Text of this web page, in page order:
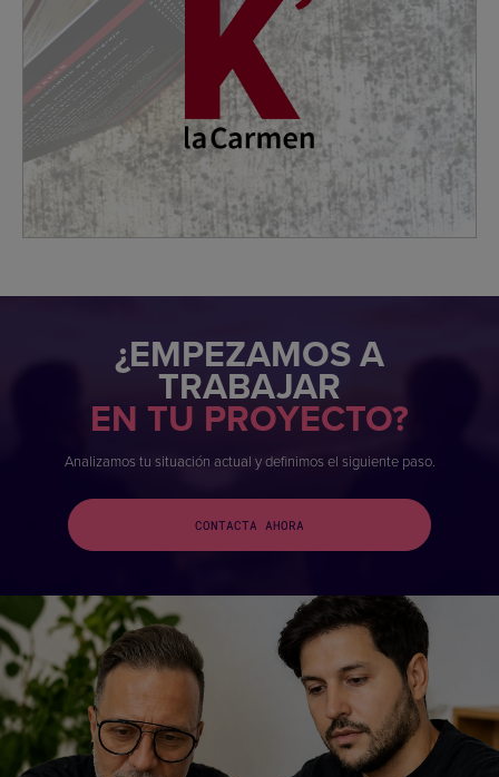
¿EMPEZAMOS A
TRABAJAR
EN TU PROYECTO?
Analizamos tu situación actual y definimos el siguiente paso.
CONTACTA AHORA